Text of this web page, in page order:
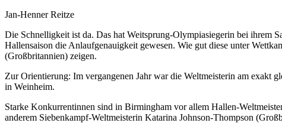
Jan-Henner Reitze
Die Schnelligkeit ist da. Das hat Weitsprung-Olympiasiegerin bei ihrem
Hallensaison die Anlaufgenauigkeit gewesen. Wie gut diese unter
(Großbritannien) zeigen.
Zur Orientierung: Im vergangenen Jahr war die Weltmeisterin am exakt
in Weinheim.
Starke Konkurrentinnen sind in Birmingham vor allem Hallen-
anderem Siebenkampf-Weltmeisterin Katarina Johnson-Thompson